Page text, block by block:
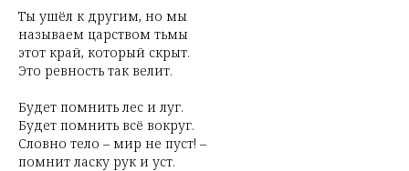
Ты ушёл к другим, но мы
называем царством тьмы
этот край, который скрыт.
Это ревность так велит.
Будет помнить лес и луг.
Будет помнить всё вокруг.
Словно тело – мир не пуст! –
помнит ласку рук и уст.